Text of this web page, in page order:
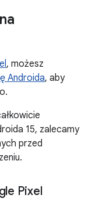
, możesz
Androida, aby
15, zalecamy
przed
Pixel